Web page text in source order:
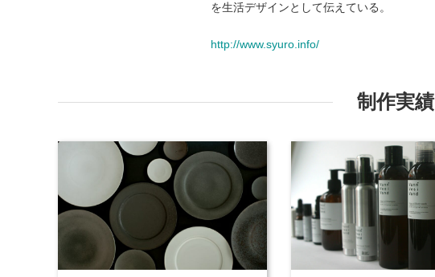
を生活デザインとして伝えている。
http://www.syuro.info/
制作実績